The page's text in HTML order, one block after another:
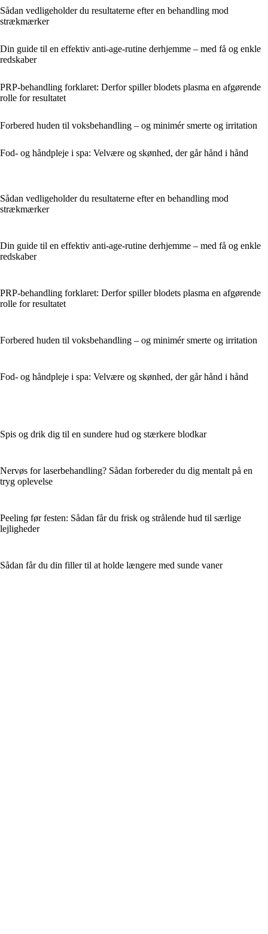
Sådan vedligeholder du resultaterne efter en behandling mod
strækmærker
Din guide til en effektiv anti-age-rutine derhjemme – med få og enkle
redskaber
PRP-behandling forklaret: Derfor spiller blodets plasma en afgørende
rolle for resultatet
Forbered huden til voksbehandling – og minimér smerte og irritation
Fod- og håndpleje i spa: Velvære og skønhed, der går hånd i hånd
Sådan vedligeholder du resultaterne efter en behandling mod
strækmærker
Din guide til en effektiv anti-age-rutine derhjemme – med få og enkle
redskaber
PRP-behandling forklaret: Derfor spiller blodets plasma en afgørende
rolle for resultatet
Forbered huden til voksbehandling – og minimér smerte og irritation
Fod- og håndpleje i spa: Velvære og skønhed, der går hånd i hånd
Spis og drik dig til en sundere hud og stærkere blodkar
Nervøs for laserbehandling? Sådan forbereder du dig mentalt på en
tryg oplevelse
Peeling før festen: Sådan får du frisk og strålende hud til særlige
lejligheder
Sådan får du din filler til at holde længere med sunde vaner